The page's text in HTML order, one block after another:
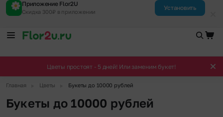
Приложение Flor2U
Скидка 300₽ в приложении
Установить
Цветы простоят - 5 дней! Или заменим букет!
Главная Цветы Букеты до 10000 рублей
Букеты до 10000 рублей